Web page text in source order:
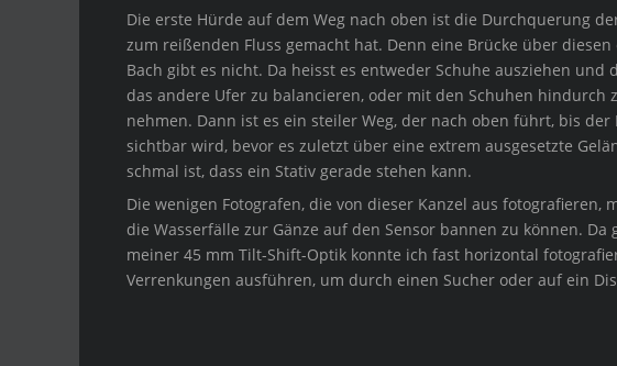
Die erste Hürde auf dem Weg nach oben ist die Durchquerung
zum reißenden Fluss gemacht hat. Denn eine Brücke über
Bach gibt es nicht. Da heisst es entweder Schuhe ausziehen
das andere Ufer zu balancieren, oder mit den Schuhen hindurch
nehmen. Dann ist es ein steiler Weg, der nach oben führt, bis
sichtbar wird, bevor es zuletzt über eine extrem ausgesetzte
schmal ist, dass ein Stativ gerade stehen kann.
Die wenigen Fotografen, die von dieser Kanzel aus fotografieren,
die Wasserfälle zur Gänze auf den Sensor bannen zu können.
meiner 45 mm Tilt-Shift-Optik konnte ich fast horizontal
Verrenkungen ausführen, um durch einen Sucher oder auf ein